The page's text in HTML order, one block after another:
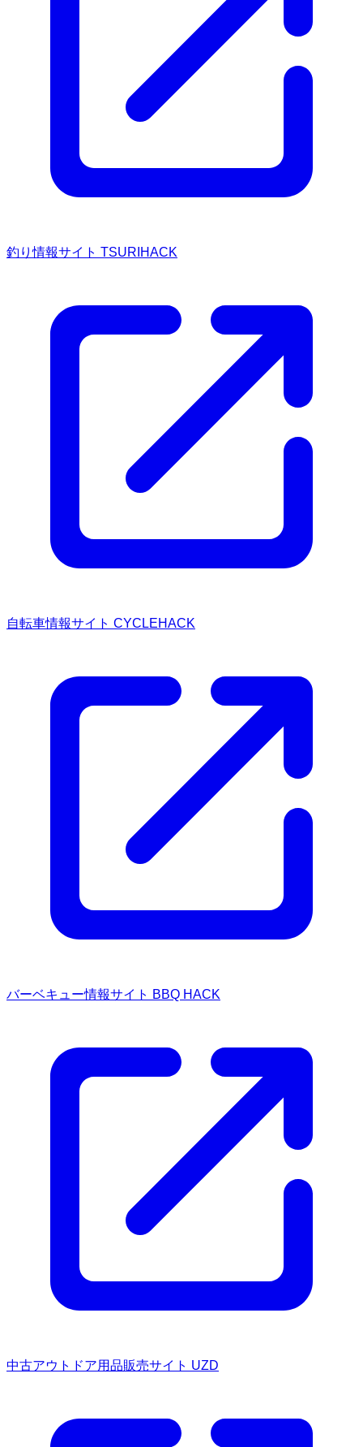
釣り情報サイト TSURIHACK
自転車情報サイト CYCLEHACK
バーベキュー情報サイト BBQ HACK
中古アウトドア用品販売サイト UZD